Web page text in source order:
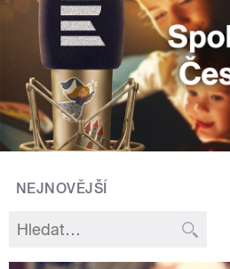
NEJNOVĚJŠÍ